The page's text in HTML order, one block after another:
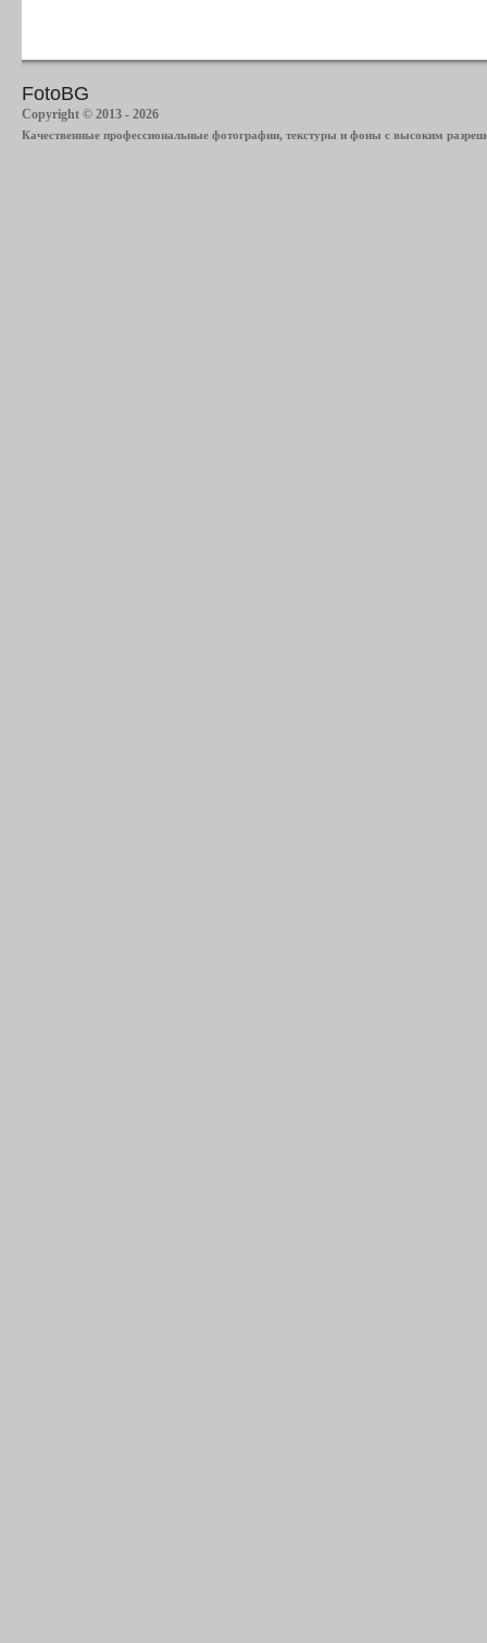
FotoBG
Copyright © 2013 - 2026
Качественные профессиональные фотографии, текстуры и фоны с высоким